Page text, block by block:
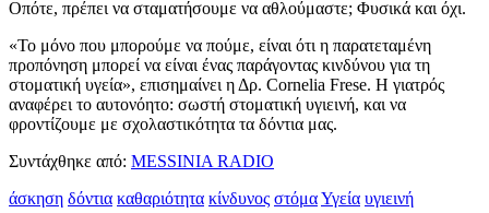
Οπότε, πρέπει να σταματήσουμε να αθλούμαστε; Φυσικά και όχι.
«Το μόνο που μπορούμε να πούμε, είναι ότι η παρατεταμένη
προπόνηση μπορεί να είναι ένας παράγοντας κινδύνου για τη
στοματική υγεία», επισημαίνει η Δρ. Cornelia Frese. Η γιατρός
αναφέρει το αυτονόητο: σωστή στοματική υγιεινή, και να
φροντίζουμε με σχολαστικότητα τα δόντια μας.
Συντάχθηκε από: MESSINIA RADIO
άσκηση δόντια καθαριότητα κίνδυνος στόμαΥγεία υγιεινή